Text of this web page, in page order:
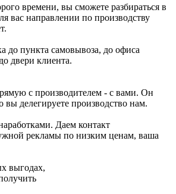
времени, вы сможете разбираться в
вас направлении по производству
до пункта самовывоза, до офиса
двери клиента.
с производителем - с вами. Он
вы делегируете производство нам.
Даем контакт
рекламы по низким ценам, ваша
выгодах,